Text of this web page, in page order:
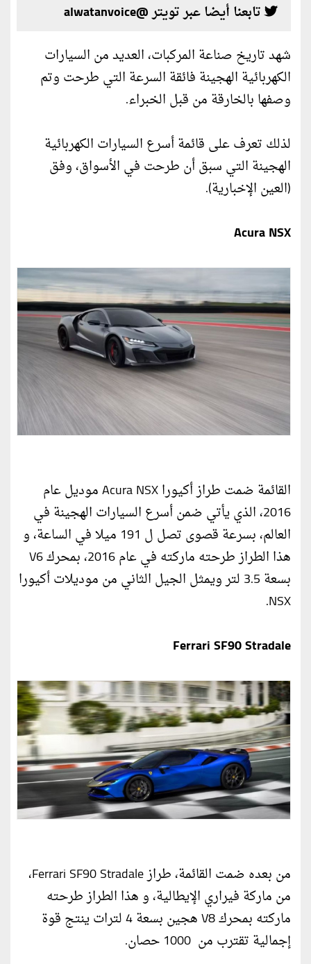
تابعنا أيضا عبر تويتر @alwatanvoice
شهد تاريخ صناعة المركبات، العديد من السيارات
الكهربائية الهجينة فائقة السرعة التي طرحت وتم
وصفها بالخارقة من قبل الخبراء.
لذلك تعرف على قائمة أسرع السيارات الكهربائية
الهجينة التي سبق أن طرحت في الأسواق، وفق
(العين الإخبارية).
Acura NSX
القائمة ضمت طراز أكيورا Acura NSX موديل عام
2016، الذي يأتي ضمن أسرع السيارات الهجينة في
العالم، بسرعة قصوى تصل ل 191 ميلا في الساعة، و
هذا الطراز طرحته ماركته في عام 2016، بمحرك V6
بسعة 3.5 لتر ويمثل الجيل الثاني من موديلات أكيورا
NSX.
Ferrari SF90 Stradale
من بعده ضمت القائمة، طراز Ferrari SF90 Stradale،
من ماركة فيراري الإيطالية، و هذا الطراز طرحته
ماركته بمحرك V8 هجين بسعة 4 لترات ينتج قوة
إجمالية تقترب من 1000 حصان.